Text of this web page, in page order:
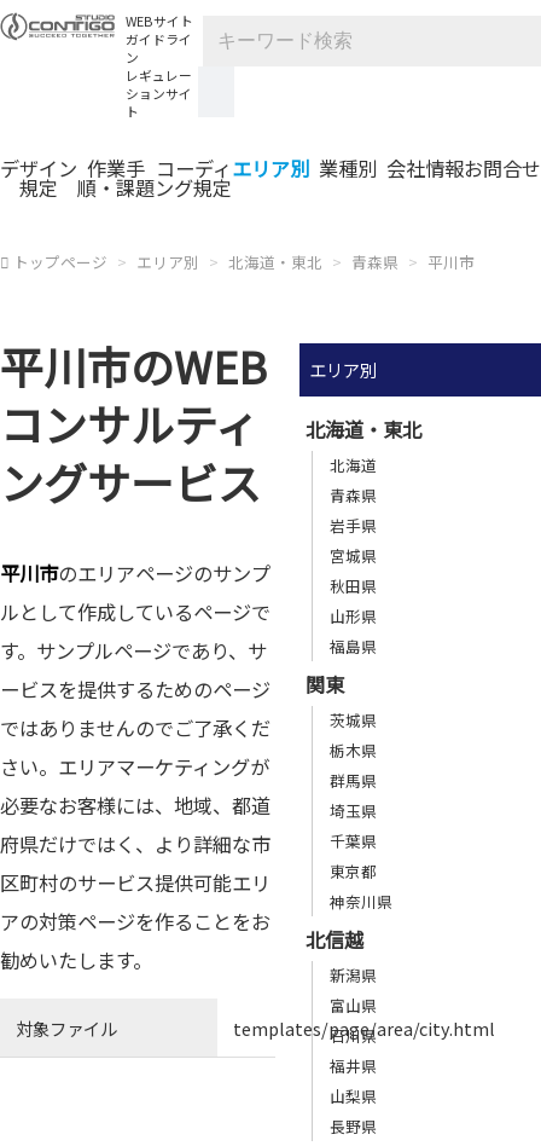
WEBサイト
ガイドライ
ン
レギュレー
ションサイ
ト
デザイン
規定
作業手
順・課題
コーディ
ング規定
エリア別 業種別 会社情報お問合せ
トップページ エリア別 北海道・東北 青森県 平川市
平川市のWEB
コンサルティ
ングサービス
平川市のエリアページのサンプ
ルとして作成しているページで
す。サンプルページであり、サ
ービスを提供するためのページ
ではありませんのでご了承くだ
さい。エリアマーケティングが
必要なお客様には、地域、都道
府県だけではく、より詳細な市
区町村のサービス提供可能エリ
アの対策ページを作ることをお
勧めいたします。
対象ファイル templates/page/area/city.html
エリア別
北海道・東北
北海道
青森県
岩手県
宮城県
秋田県
山形県
福島県
関東
茨城県
栃木県
群馬県
埼玉県
千葉県
東京都
神奈川県
北信越
新潟県
富山県
石川県
福井県
山梨県
長野県